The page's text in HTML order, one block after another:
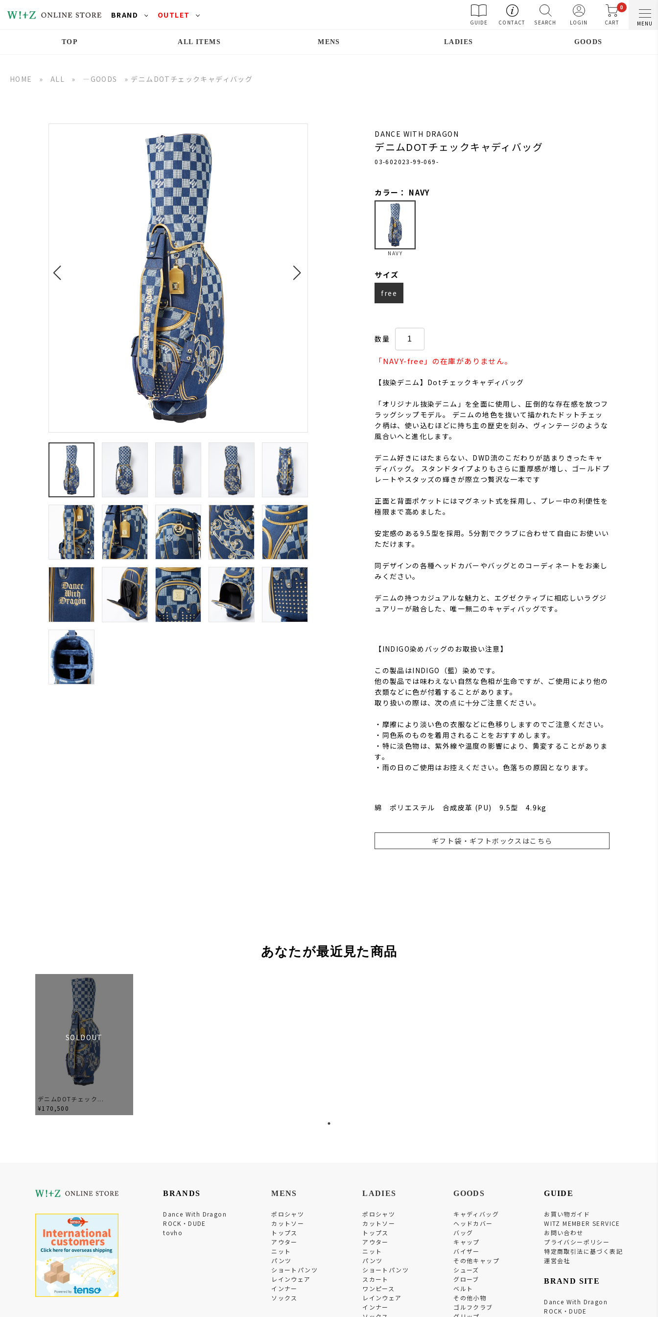
BRAND OUTLET
GUIDE CONTACT SEARCH LOGIN
0
CART MENU
TOP ALL ITEMS MENS LADIES GOODS
HOME » ALL » ―GOODS » デニムDOTチェックキャディバッグ
DANCE WITH DRAGON
デニムDOTチェックキャディバッグ
03-602023-99-069-
カラー： NAVY
NAVY
サイズ
free
数量
「NAVY-free」の在庫がありません。
【抜染デニム】Dotチェックキャディバッグ
「オリジナル抜染デニム」を全面に使用し、圧倒的な存在感を放つフ
ラッグシップモデル。 デニムの地色を抜いて描かれたドットチェッ
ク柄は、使い込むほどに持ち主の歴史を刻み、ヴィンテージのような
風合いへと進化します。
デニム好きにはたまらない、DWD流のこだわりが詰まりきったキャ
ディバッグ。 スタンドタイプよりもさらに重厚感が増し、ゴールドプ
レートやスタッズの輝きが際立つ贅沢な一本です
正面と背面ポケットにはマグネット式を採用し、プレー中の利便性を
極限まで高めました。
安定感のある9.5型を採用。5分割でクラブに合わせて自由にお使いい
ただけます。
同デザインの各種ヘッドカバーやバッグとのコーディネートをお楽し
みください。
デニムの持つカジュアルな魅力と、エグゼクティブに相応しいラグジ
ュアリーが融合した、唯一無二のキャディバッグです。
【INDIGO染めバッグのお取扱い注意】
この製品はINDIGO（藍）染めです。
他の製品では味わえない自然な色相が生命ですが、ご使用により他の
衣類などに色が付着することがあります。
取り扱いの際は、次の点に十分ご注意ください。
・摩擦により淡い色の衣服などに色移りしますのでご注意ください。
・同色系のものを着用されることをおすすめします。
・特に淡色物は、紫外線や温度の影響により、黄変することがありま
す。
・雨の日のご使用はお控えください。色落ちの原因となります。
綿 ポリエステル 合成皮革 (PU) 9.5型 4.9kg
ギフト袋・ギフトボックスはこちら
あなたが最近見た商品
SOLDOUT
デニムDOTチェック...
¥170,500
BRANDS
Dance With Dragon
ROCK・DUDE
tovho
MENS
ポロシャツ
カットソー
トップス
アウター
ニット
パンツ
ショートパンツ
レインウェア
インナー
ソックス
LADIES
ポロシャツ
カットソー
トップス
アウター
ニット
パンツ
ショートパンツ
スカート
ワンピース
レインウェア
インナー
GOODS
キャディバッグ
ヘッドカバー
バッグ
キャップ
バイザー
その他キャップ
シューズ
グローブ
ベルト
その他小物
ゴルフクラブ
GUIDE
お買い物ガイド
WITZ MEMBER SERVICE
お問い合わせ
プライバシーポリシー
特定商取引法に基づく表記
運営会社
BRAND SITE
Dance With Dragon
ROCK・DUDE